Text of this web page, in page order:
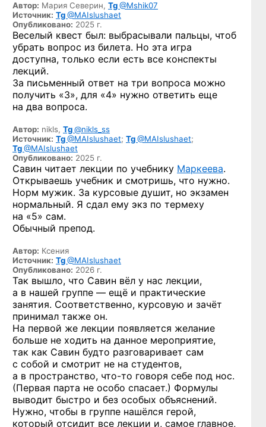
Автор: Мария Северин, Tg@Mshik07
Источник: Tg@MAIslushaet
Опубликовано: 2025 г.
Веселый квест был: выбрасывали пальцы, чтоб
убрать вопрос из билета. Но эта игра
доступна, только если есть все конспекты
лекций.
За письменный ответ на три вопроса можно
получить «3», для «4» нужно ответить еще
на два вопроса.
Автор: nikls, Tg@nikls_ss
Источник: Tg@MAIslushaet; Tg@MAIslushaet;
Tg@MAIslushaet
Опубликовано: 2025 г.
Савин читает лекции по учебнику Маркеева.
Открываешь учебник и смотришь, что нужно.
Норм мужик. За курсовые душит, но экзамен
нормальный. Я сдал ему экз по термеху
на «5» сам.
Обычный препод.
Автор: Ксения
Источник: Tg@MAIslushaet
Опубликовано: 2026 г.
Так вышло, что Савин вёл у нас лекции,
а в нашей группе — ещё и практические
занятия. Соответственно, курсовую и зачёт
принимал также он.
На первой же лекции появляется желание
больше не ходить на данное мероприятие,
так как Савин будто разговаривает сам
с собой и смотрит не на студентов,
а в пространство, что-то говоря себе под нос.
(Первая парта не особо спасает.) Формулы
выводит быстро и без особых объяснений.
Нужно, чтобы в группе нашёлся герой,
который отсидит все лекции и, самое главное,